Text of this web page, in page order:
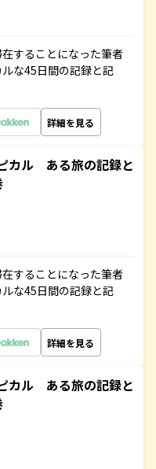
することになった筆者
な45日間の記録と記
詳細を見る
カル ある旅の記録と
することになった筆者
な45日間の記録と記
詳細を見る
カル ある旅の記録と